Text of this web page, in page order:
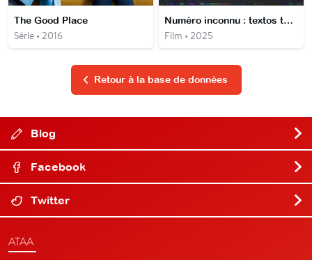
The Good Place
Série • 2016
Numéro inconnu : textos toxiques au lycée
Film • 2025
Retour à la base de données
Blog
Facebook
Twitter
ATAA